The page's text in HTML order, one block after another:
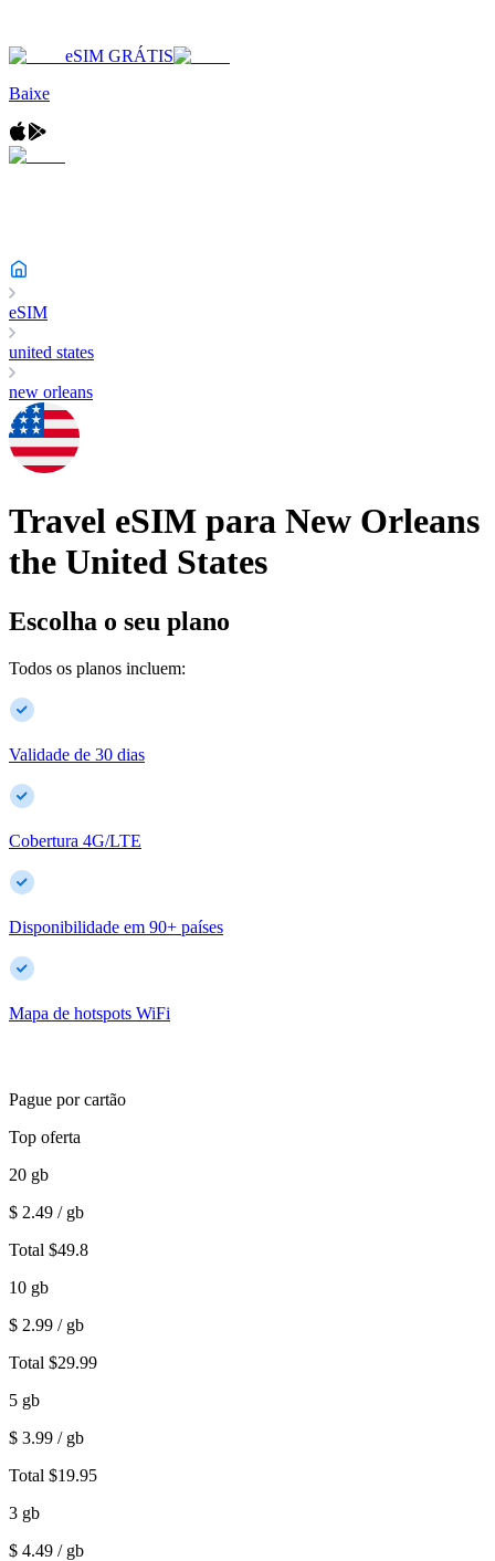
eSIM GRÁTIS
Baixe
eSIM
united states
new orleans
Travel eSIM para New Orleans
the United States
Escolha o seu plano
Todos os planos incluem:
Validade de 30 dias
Cobertura 4G/LTE
Disponibilidade em 90+ países
Mapa de hotspots WiFi
Pague por cartão
Top oferta
20 gb
$ 2.49 / gb
Total $49.8
10 gb
$ 2.99 / gb
Total $29.99
5 gb
$ 3.99 / gb
Total $19.95
3 gb
$ 4.49 / gb